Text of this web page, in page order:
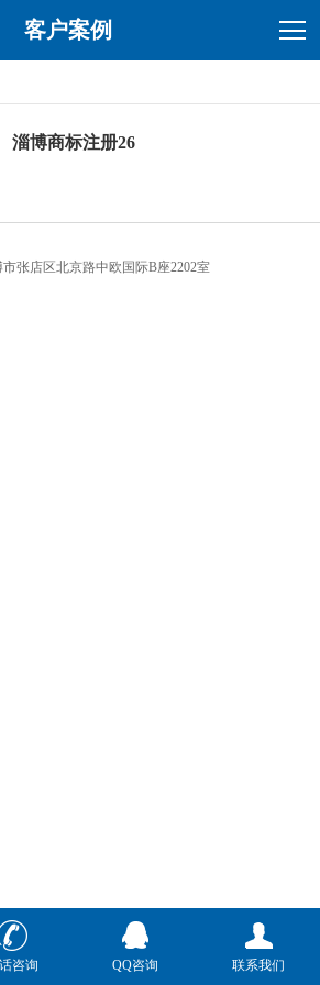
客户案例
淄博商标注册26
张店区北京路中欧国际B座2202室
咨询 QQ咨询 联系我们